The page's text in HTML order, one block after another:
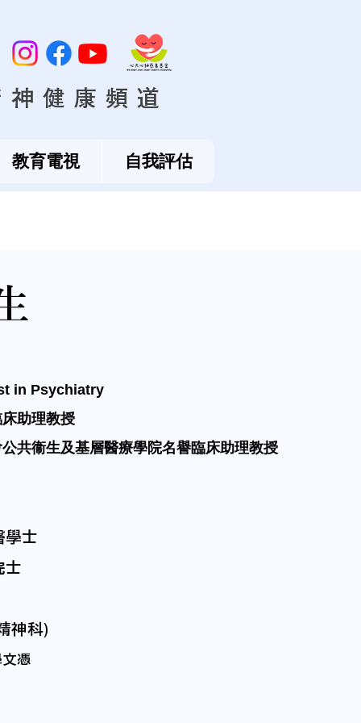
健康頻道
教育電視 自我評估
in Psychiatry
助理教授
共衞生及基層醫療學院名譽臨床助理教授
學士
士
神科)
憑